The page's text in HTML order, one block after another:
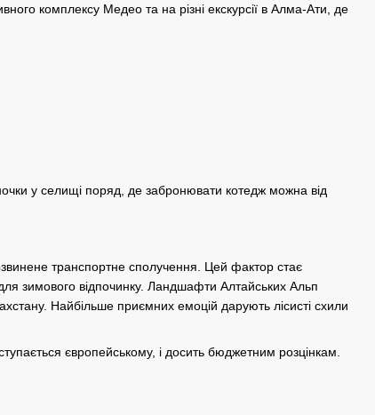
комплексу Медео та на різні екскурсії в Алма-Ати, де
у селищі поряд, де забронювати котедж можна від
транспортне сполучення. Цей фактор стає
зимового відпочинку. Ландшафти Алтайських Альп
Найбільше приємних емоцій дарують лісисті схили
європейському, і досить бюджетним розцінкам.